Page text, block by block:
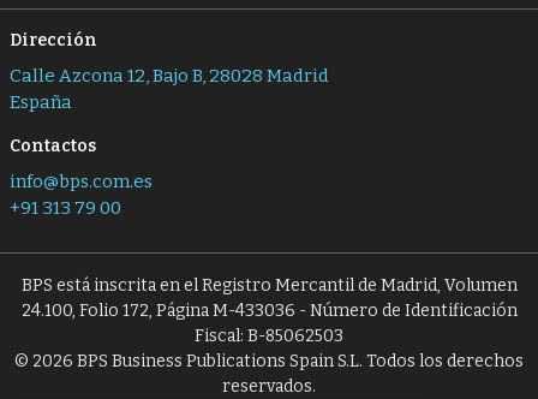
Dirección
Calle Azcona 12, Bajo B, 28028 Madrid
España
Contactos
info@bps.com.es
+91 313 79 00
BPS está inscrita en el Registro Mercantil de Madrid, Volumen
24.100, Folio 172, Página M-433036 - Número de Identificación
Fiscal: B-85062503
© 2026 BPS Business Publications Spain S.L. Todos los derechos
reservados.